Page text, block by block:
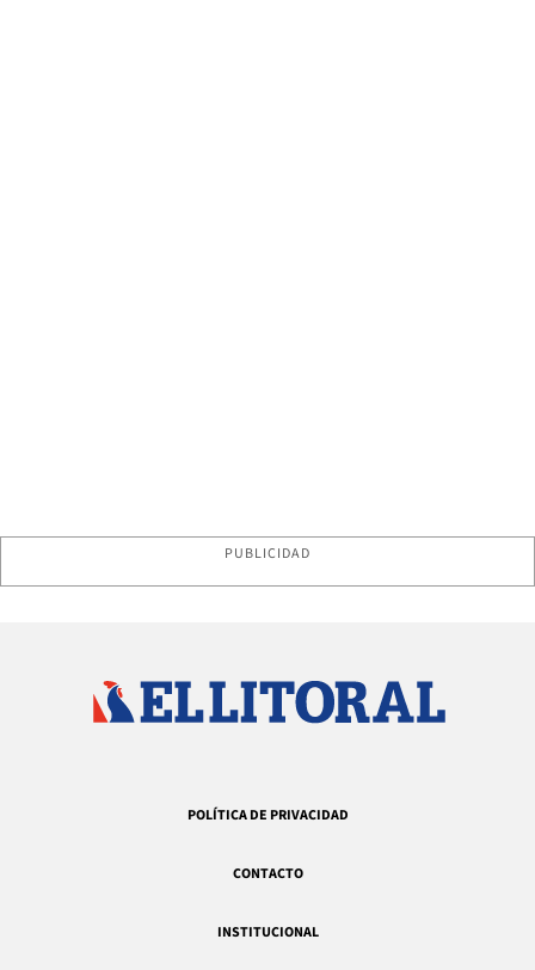
PUBLICIDAD
POLÍTICA DE PRIVACIDAD
CONTACTO
INSTITUCIONAL